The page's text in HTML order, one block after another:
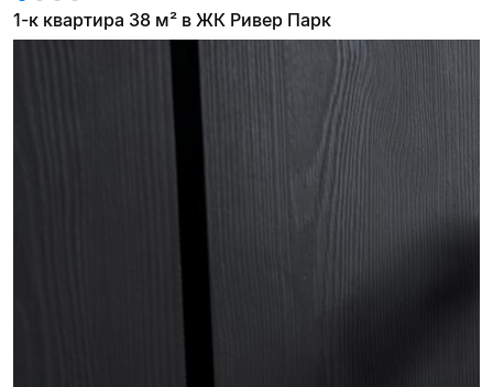
1-к квартира 38 м² в ЖК Ривер Парк